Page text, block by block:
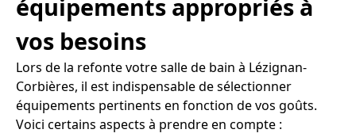
équipements appropriés à
vos besoins
Lors de la refonte votre salle de bain à Lézignan-
Corbières, il est indispensable de sélectionner
équipements pertinents en fonction de vos goûts.
Voici certains aspects à prendre en compte :